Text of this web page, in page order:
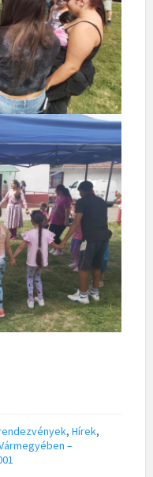
, Hírek,
–